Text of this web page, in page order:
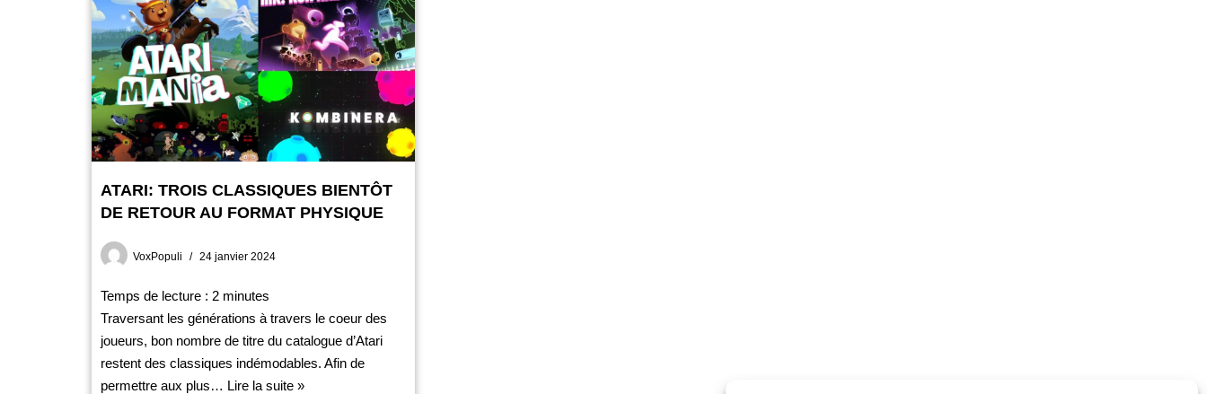
ATARI: TROIS CLASSIQUES BIENTÔT
DE RETOUR AU FORMAT PHYSIQUE
VoxPopuli 24 janvier 2024
Temps de lecture : 2 minutes
Traversant les générations à travers le coeur des
joueurs, bon nombre de titre du catalogue d’Atari
restent des classiques indémodables. Afin de
permettre aux plus… Lire la suite »